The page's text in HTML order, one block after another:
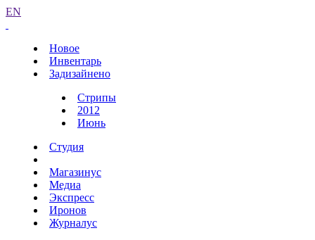
EN
Новое
Инвентарь
Задизайнено
Стрипы
2012
Июнь
Студия
Магазинус
Медиа
Экспресс
Иронов
Журналус